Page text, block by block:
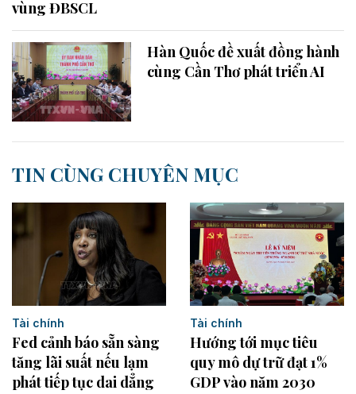
vùng ĐBSCL
Hàn Quốc đề xuất đồng hành
cùng Cần Thơ phát triển AI
TIN CÙNG CHUYÊN MỤC
Tài chính
Fed cảnh báo sẵn sàng
tăng lãi suất nếu lạm
phát tiếp tục dai dẳng
Tài chính
Hướng tới mục tiêu
quy mô dự trữ đạt 1%
GDP vào năm 2030